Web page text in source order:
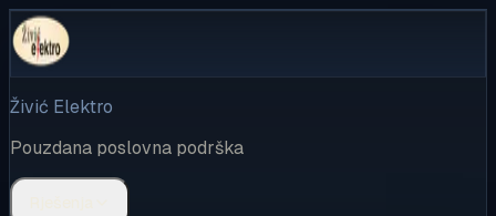
Živić Elektro
Pouzdana poslovna podrška